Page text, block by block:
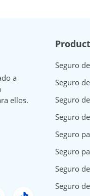
a
ellos.
Seguro
Seguro
Seguro
Seguro
Seguro
Seguro
Seguro
Seguro